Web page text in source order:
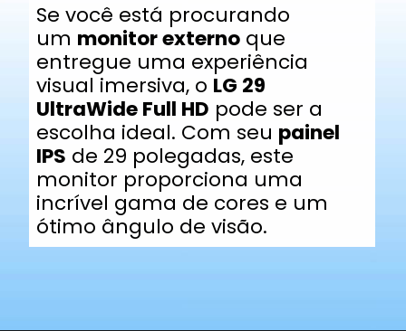
Se você está procurando
um monitor externo que
entregue uma experiência
visual imersiva, o LG 29
UltraWide Full HD pode ser a
escolha ideal. Com seu painel
IPS de 29 polegadas, este
monitor proporciona uma
incrível gama de cores e um
ótimo ângulo de visão.